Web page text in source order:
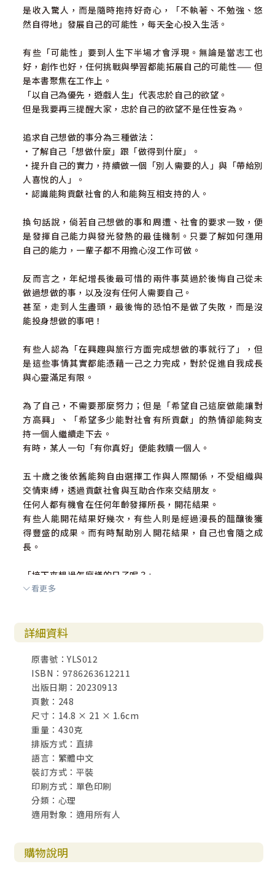
是收入驚人，而是隨時抱持好奇心，「不執著、不勉強、悠
然自得地」發展自己的可能性，每天全心投入生活。
有些「可能性」要到人生下半場才會浮現。無論是當志工也
好，創作也好，任何挑戰與學習都能拓展自己的可能性—— 但
是本書聚焦在工作上。
「以自己為優先，遊戲人生」代表忠於自己的欲望。
但是我要再三提醒大家，忠於自己的欲望不是任性妄為。
追求自己想做的事分為三種做法：
•了解自己「想做什麼」跟「做得到什麼」。
•提升自己的實力，持續做一個「別人需要的人」與「帶給別
人喜悅的人」。
•認識能夠貢獻社會的人和能夠互相支持的人。
換句話說，倘若自己想做的事和周遭、社會的要求一致，便
是發揮自己能力與發光發熱的最佳機制。只要了解如何運用
自己的能力，一輩子都不用擔心沒工作可做。
反而言之，年紀增長後最可惜的兩件事莫過於後悔自己從未
做過想做的事，以及沒有任何人需要自己。
甚至，走到人生盡頭，最後悔的恐怕不是做了失敗，而是沒
能投身想做的事吧！
有些人認為「在興趣與旅行方面完成想做的事就行了」，但
是這些事情其實都能憑藉一己之力完成，對於促進自我成長
與心靈滿足有限。
為了自己，不需要那麼努力；但是「希望自己這麼做能讓對
方高興」、「希望多少能對社會有所貢獻」的熱情卻能夠支
持一個人繼續走下去。
有時，某人一句「有你真好」便能救贖一個人。
五十歲之後依舊能夠自由選擇工作與人際關係，不受組織與
交情束縛，透過貢獻社會與互助合作來交結朋友。
任何人都有機會在任何年齡發揮所長，開花結果。
有些人能開花結果好幾次，有些人則是經過漫長的醞釀後獲
得豐盛的成果。而有時幫助別人開花結果，自己也會隨之成
長。
「接下來想過怎麼樣的日子呢？」
希望大家能一邊閱讀本書，一邊和自己對話。開始邁向自己
有川真由美
<前言>
我建議想要成為五十歲開始開花結果的人要學會一件事，那
就是——
「遊戲人間」。
倘若人生的前半段你以工作為重心，那麼後半段不妨轉換為
「以遊戲為重心」。
這裡的「遊戲」指的是做起來很有意思、很有趣的事。
生活與興趣本身都是遊戲，工作更是能夠全心投入的終極
「遊戲」。
同樣也以公司提供的福利等「報酬」來忍受因為工作所承受
的痛苦。
看更多
詳細資料
原書號：YLS012
ISBN：9786263612211
出版日期：20230913
頁數：248
尺寸：14.8 × 21 × 1.6cm
重量：430克
排版方式：直排
語言：繁體中文
裝訂方式：平裝
印刷方式：單色印刷
分類：心理
適用對象：適用所有人
購物說明